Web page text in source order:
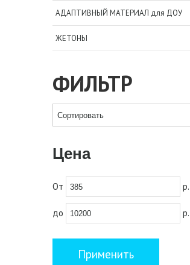
АДАПТИВНЫЙ МАТЕРИАЛ для ДОУ
ЖЕТОНЫ
ФИЛЬТР
Цена
От р.
до р.